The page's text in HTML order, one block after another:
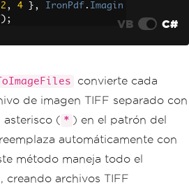
2 , 4 }, IronPdf . Imagin
); VB C#
convierte cada
de imagen TIFF separado con
asterisco ( * ) en el patrón del
automáticamente con
método maneja todo el
creando archivos TIFF